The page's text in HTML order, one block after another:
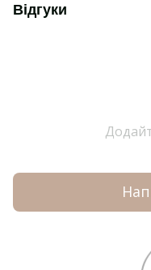
Відгуки